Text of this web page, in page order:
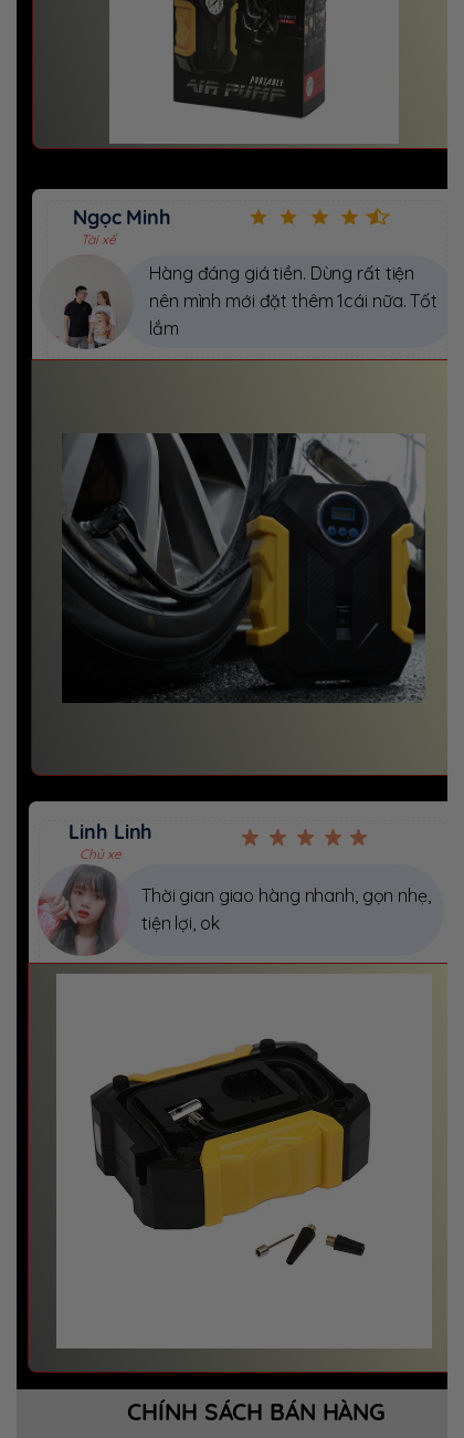
Ngọc Minh
Tài xế
Linh Linh
Chủ xe
Thời gian giao hàng nhanh, gọn nhẹ,
tiện lợi, ok
Hàng đáng giá tiền. Dùng rất tiện
nên mình mới đặt thêm 1cái nữa. Tốt
lắm
CHÍNH SÁCH BÁN HÀNG